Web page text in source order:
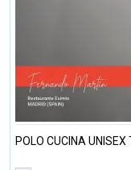
POLO CUCINA UNISEX